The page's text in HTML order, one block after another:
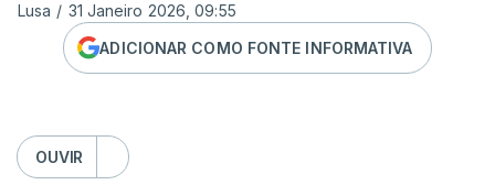
Lusa / 31 Janeiro 2026, 09:55
ADICIONAR COMO FONTE INFORMATIVA
OUVIR